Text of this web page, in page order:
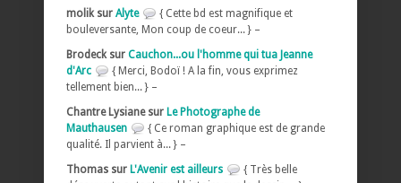
molik sur Alyte
{ Cette bd est magnifique et
bouleversante, Mon coup de coeur... } –
Brodeck sur Cauchon...ou l'homme qui tua Jeanne
d'Arc
{ Merci, Bodoï ! A la fin, vous exprimez
tellement bien... } –
Chantre Lysiane sur Le Photographe de
Mauthausen
{ Ce roman graphique est de grande
qualité. Il parvient à... } –
Thomas sur L'Avenir est ailleurs
{ Très belle